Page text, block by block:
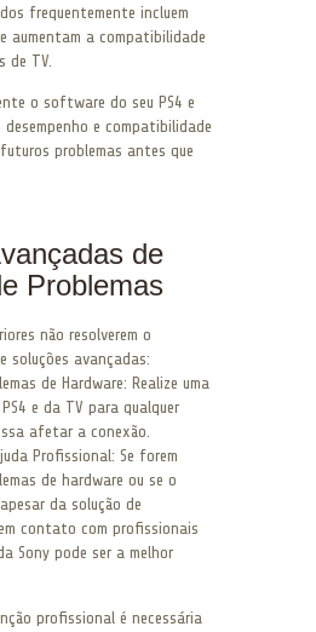
frequentemente incluem
aumentam a compatibilidade
de TV.
o software do seu PS4 e
e compatibilidade
problemas antes que
de
Problemas
não resolverem o
soluções avançadas:
de Hardware: Realize uma
e da TV para qualquer
afetar a conexão.
Profissional: Se forem
de hardware ou se o
da solução de
contato com profissionais
Sony pode ser a melhor
profissional é necessária